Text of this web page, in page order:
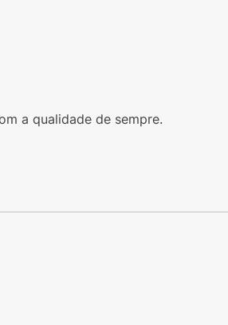
a qualidade de sempre.